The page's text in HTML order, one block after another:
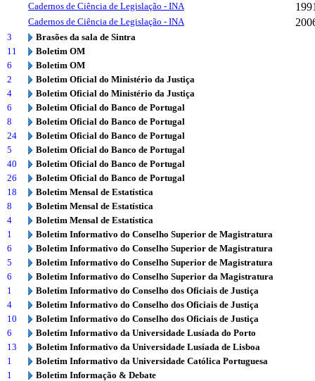
Cadernos de Ciência de Legislação - INA
Cadernos de Ciência de Legislação - INA
3
Brasões da sala de Sintra
11
Boletim OM
6
Boletim OM
2
Boletim Oficial do Ministério da Justiça
4
Boletim Oficial do Ministério da Justiça
6
Boletim Oficial do Banco de Portugal
8
Boletim Oficial do Banco de Portugal
24
Boletim Oficial do Banco de Portugal
5
Boletim Oficial do Banco de Portugal
40
Boletim Oficial do Banco de Portugal
26
Boletim Oficial do Banco de Portugal
18
Boletim Mensal de Estatística
8
Boletim Mensal de Estatística
4
Boletim Mensal de Estatística
1
Boletim Informativo do Conselho Superior de Magistratura
6
Boletim Informativo do Conselho Superior de Magistratura
5
Boletim Informativo do Conselho Superior de Magistratura
6
Boletim Informativo do Conselho Superior da Magistratura
1
Boletim Informativo do Conselho dos Oficiais de Justiça
4
Boletim Informativo do Conselho dos Oficiais de Justiça
10
Boletim Informativo do Conselho dos Oficiais de Justiça
6
Boletim Informativo da Universidade Lusíada do Porto
13
Boletim Informativo da Universidade Lusíada de Lisboa
1
Boletim Informativo da Universidade Católica Portuguesa
1
Boletim Informação & Debate